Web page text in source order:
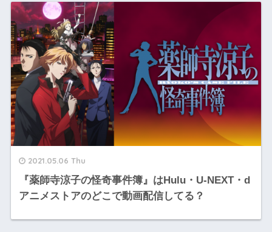
2021.05.06 Thu
『薬師寺涼子の怪奇事件簿』はHulu・U-NEXT・d
アニメストアのどこで動画配信してる？